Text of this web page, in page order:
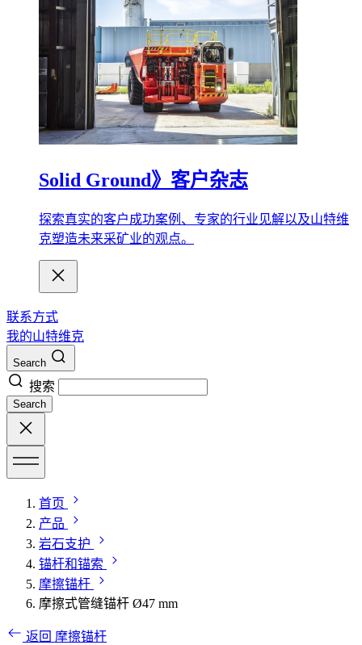
Solid Ground》客户杂志
探索真实的客户成功案例、专家的行业见解以及山特维
克塑造未来采矿业的观点。
联系方式
我的山特维克
Search
搜索
Search
首页
产品
岩石支护
锚杆和锚索
摩擦锚杆
摩擦式管缝锚杆 Ø47 mm
返回 摩擦锚杆